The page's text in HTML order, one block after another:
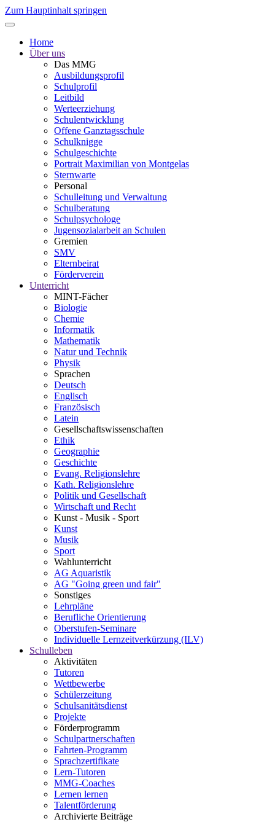
Zum Hauptinhalt springen
Home
Über uns
Das MMG
Ausbildungsprofil
Schulprofil
Leitbild
Werteerziehung
Schulentwicklung
Offene Ganztagsschule
Schulknigge
Schulgeschichte
Portrait Maximilian von Montgelas
Sternwarte
Personal
Schulleitung und Verwaltung
Schulberatung
Schulpsychologe
Jugensozialarbeit an Schulen
Gremien
SMV
Elternbeirat
Förderverein
Unterricht
MINT-Fächer
Biologie
Chemie
Informatik
Mathematik
Natur und Technik
Physik
Sprachen
Deutsch
Englisch
Französisch
Latein
Gesellschaftswissenschaften
Ethik
Geographie
Geschichte
Evang. Religionslehre
Kath. Religionslehre
Politik und Gesellschaft
Wirtschaft und Recht
Kunst - Musik - Sport
Kunst
Musik
Sport
Wahlunterricht
AG Aquaristik
AG "Going green und fair"
Sonstiges
Lehrpläne
Berufliche Orientierung
Oberstufen-Seminare
Individuelle Lernzeitverkürzung (ILV)
Schulleben
Aktivitäten
Tutoren
Wettbewerbe
Schülerzeitung
Schulsanitätsdienst
Projekte
Förderprogramm
Schulpartnerschaften
Fahrten-Programm
Sprachzertifikate
Lern-Tutoren
MMG-Coaches
Lernen lernen
Talentförderung
Archivierte Beiträge